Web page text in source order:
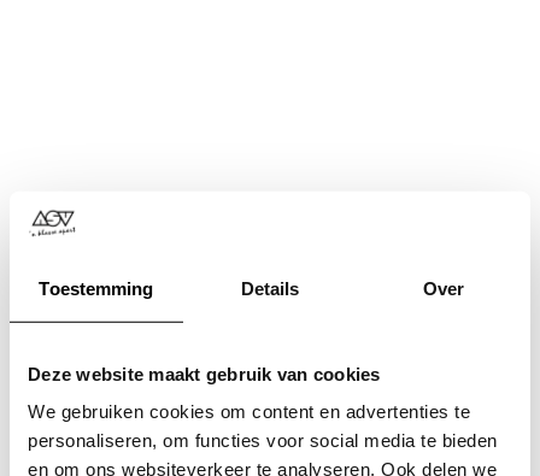
Toestemming Details Over
Deze website maakt gebruik van cookies
We gebruiken cookies om content en advertenties te
personaliseren, om functies voor social media te bieden
en om ons websiteverkeer te analyseren. Ook delen we